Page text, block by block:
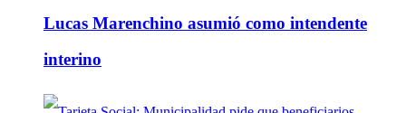
Lucas Marenchino asumió como intendente
interino